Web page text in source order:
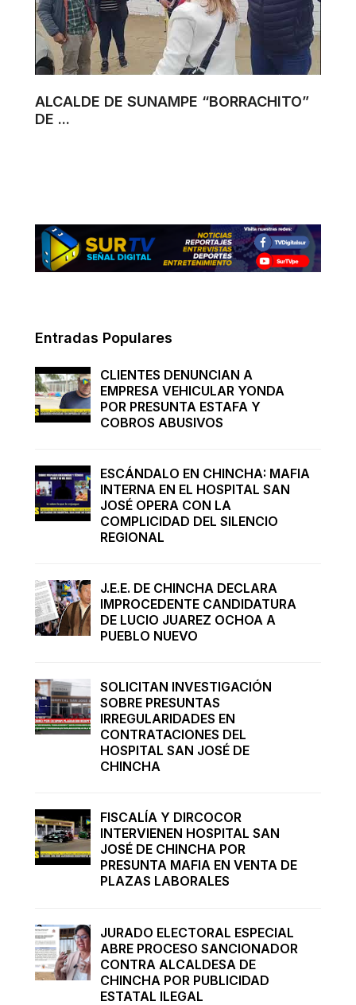
ALCALDE DE SUNAMPE “BORRACHITO”
DE ...
Entradas Populares
CLIENTES DENUNCIAN A
EMPRESA VEHICULAR YONDA
POR PRESUNTA ESTAFA Y
COBROS ABUSIVOS
ESCÁNDALO EN CHINCHA: MAFIA
INTERNA EN EL HOSPITAL SAN
JOSÉ OPERA CON LA
COMPLICIDAD DEL SILENCIO
REGIONAL
J.E.E. DE CHINCHA DECLARA
IMPROCEDENTE CANDIDATURA
DE LUCIO JUAREZ OCHOA A
PUEBLO NUEVO
SOLICITAN INVESTIGACIÓN
SOBRE PRESUNTAS
IRREGULARIDADES EN
CONTRATACIONES DEL
HOSPITAL SAN JOSÉ DE
CHINCHA
FISCALÍA Y DIRCOCOR
INTERVIENEN HOSPITAL SAN
JOSÉ DE CHINCHA POR
PRESUNTA MAFIA EN VENTA DE
PLAZAS LABORALES
JURADO ELECTORAL ESPECIAL
ABRE PROCESO SANCIONADOR
CONTRA ALCALDESA DE
CHINCHA POR PUBLICIDAD
ESTATAL ILEGAL